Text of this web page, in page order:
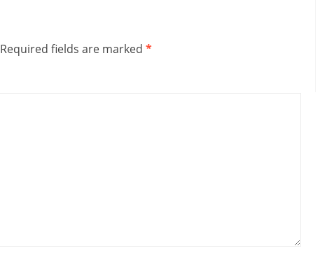
Required fields are marked *